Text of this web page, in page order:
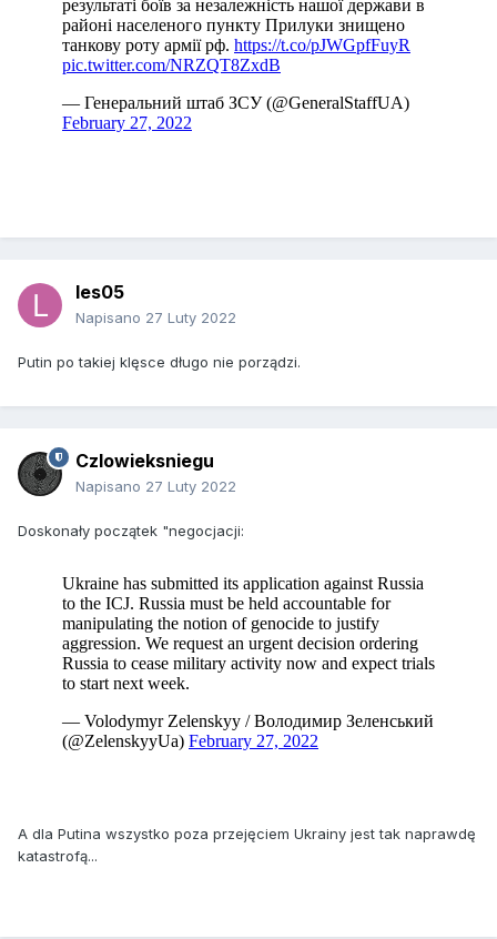
les05
Napisano 27 Luty 2022
Putin po takiej klęsce długo nie porządzi.
Czlowieksniegu
Napisano 27 Luty 2022
Doskonały początek "negocjacji:
A dla Putina wszystko poza przejęciem Ukrainy jest tak naprawdę
katastrofą...